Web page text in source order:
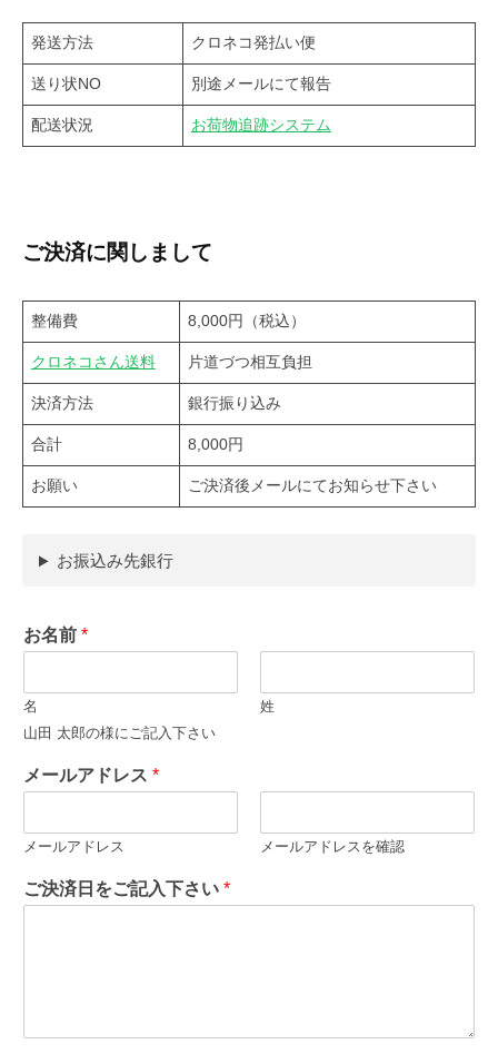
発送方法 クロネコ発払い便
送り状NO 別途メールにて報告
配送状況 お荷物追跡システム
ご決済に関しまして
整備費 8,000円（税込）
クロネコさん送料 片道づつ相互負担
決済方法 銀行振り込み
合計 8,000円
お願い ご決済後メールにてお知らせ下さい
お振込み先銀行
お名前 *
名
姓
山田 太郎の様にご記入下さい
メールアドレス *
メールアドレス メールアドレスを確認
ご決済日をご記入下さい *